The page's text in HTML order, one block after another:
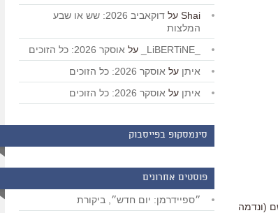
(ונדמה
Shai על
דוקאביב 2026: שש או שבע
המלצות
על אוסקר 2026: כל הזוכים
איתן על אוסקר 2026: כל הזוכים
איתן על אוסקר 2026: כל הזוכים
סינמסקופ בפייסבוק
פוסטים אחרונים
״ספיידרמן: יום חדש״, ביקורת